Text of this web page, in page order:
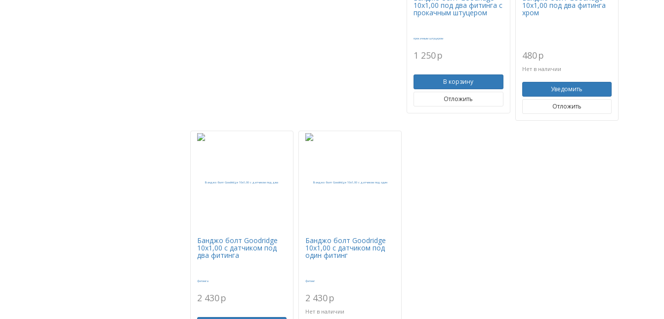
10х1,00 под два фитинга с
прокачным штуцером
1 250p
В корзину
Отложить
10х1,00 под два фитинга
хром
480p
Нет в наличии
Уведомить
Отложить
Банджо болт Goodridge
10х1,00 с датчиком под
два фитинга
2 430p
Банджо болт Goodridge
10х1,00 с датчиком под
один фитинг
2 430p
Нет в наличии